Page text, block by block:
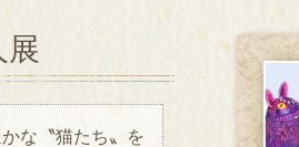
な〝猫たち〟を